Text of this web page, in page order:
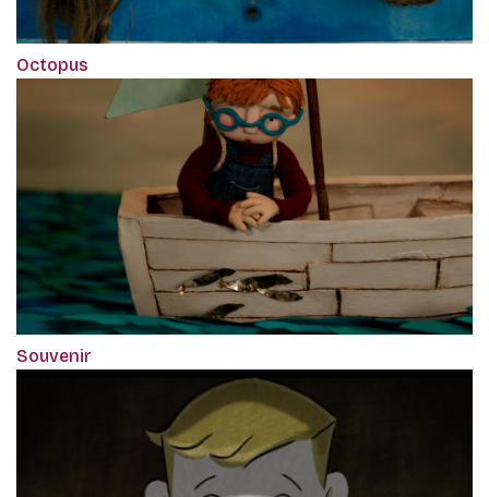
Octopus
Souvenir